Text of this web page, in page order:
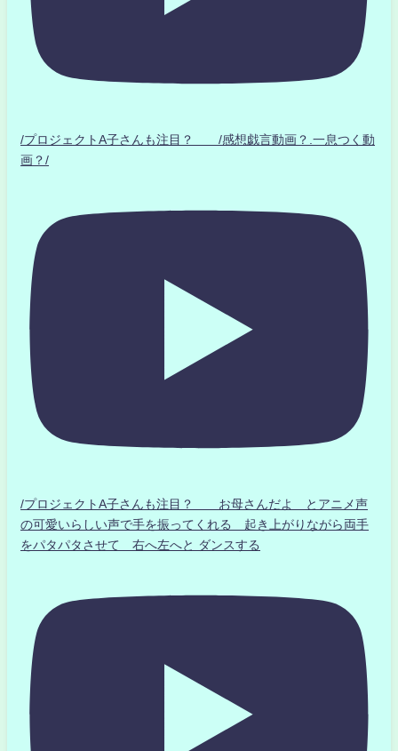
/プロジェクトA子さんも注目？ /感想戯言動画？.一息つく動
画？/
/プロジェクトA子さんも注目？ お母さんだよ とアニメ声
の可愛いらしい声で手を振ってくれる 起き上がりながら両手
をパタパタさせて 右へ左へと ダンスする